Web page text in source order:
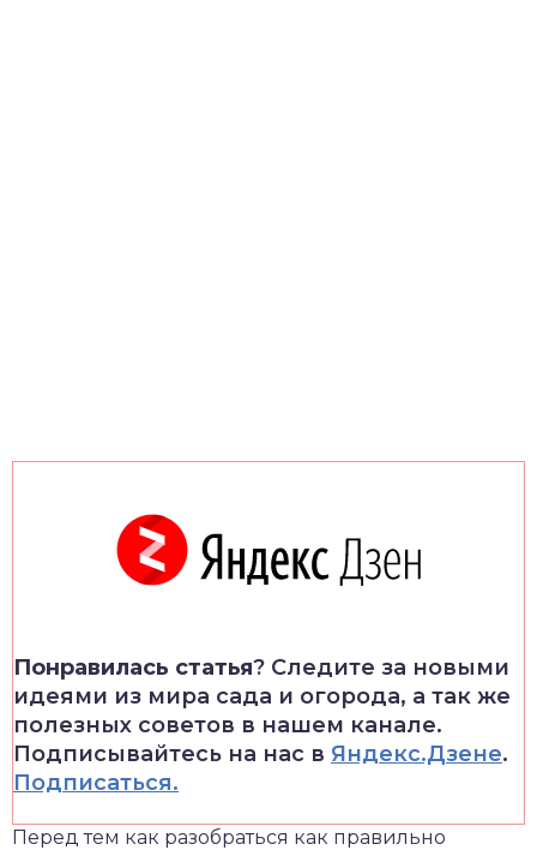
Понравилась статья? Следите за новыми
идеями из мира сада и огорода, а так же
полезных советов в нашем канале.
Подписывайтесь на нас в Яндекс.Дзене.
Подписаться.
Перед тем как разобраться как правильно